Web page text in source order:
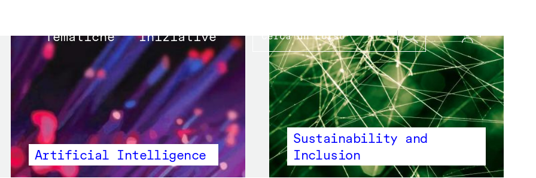
Main
navigation
Tematiche Iniziative
Artificial Intelligence
Sustainability and
Inclusion